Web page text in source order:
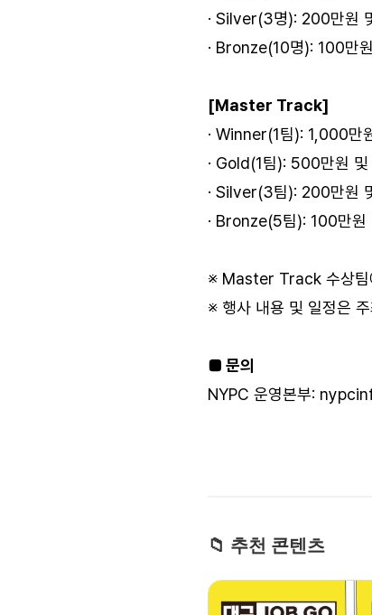
· Silver(3명): 200만원
· Bronze(10명): 100만
[Master Track]
· Winner(1팀): 1,000만
· Gold(1팀): 500만원
· Silver(3팀): 200만원
· Bronze(5팀): 100만원
※ Master Track 수상팀
※ 행사 내용 및 일정은
■ 문의
NYPC 운영본부:
📁 추천 콘텐츠